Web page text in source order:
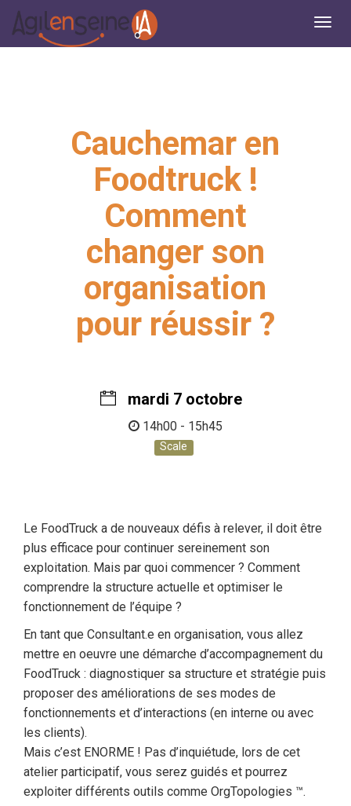
Cauchemar en
Foodtruck !
Comment
changer son
organisation
pour réussir ?
mardi 7 octobre
14h00 - 15h45
Scale
Le FoodTruck a de nouveaux défis à relever, il doit être
plus efficace pour continuer sereinement son
exploitation. Mais par quoi commencer ? Comment
comprendre la structure actuelle et optimiser le
fonctionnement de l’équipe ?
En tant que Consultant.e en organisation, vous allez
mettre en oeuvre une démarche d’accompagnement du
FoodTruck : diagnostiquer sa structure et stratégie puis
proposer des améliorations de ses modes de
fonctionnements et d’interactions (en interne ou avec
les clients).
Mais c’est ENORME ! Pas d’inquiétude, lors de cet
atelier participatif, vous serez guidés et pourrez
exploiter différents outils comme OrgTopologies ™.